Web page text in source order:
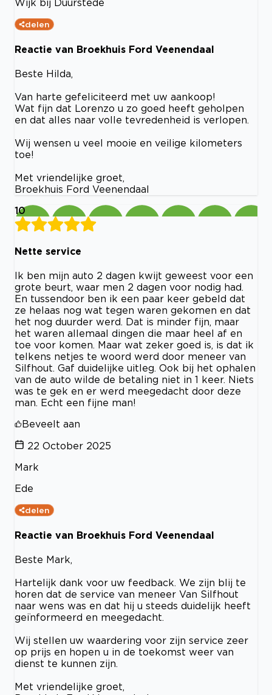
Wijk bij Duurstede
delen
Reactie van Broekhuis Ford Veenendaal
Beste Hilda,
Van harte gefeliciteerd met uw aankoop!
Wat fijn dat Lorenzo u zo goed heeft geholpen
en dat alles naar volle tevredenheid is verlopen.
Wij wensen u veel mooie en veilige kilometers
toe!
Met vriendelijke groet,
Broekhuis Ford Veenendaal
10
Nette service
Ik ben mijn auto 2 dagen kwijt geweest voor een
grote beurt, waar men 2 dagen voor nodig had.
En tussendoor ben ik een paar keer gebeld dat
ze helaas nog wat tegen waren gekomen en dat
het nog duurder werd. Dat is minder fijn, maar
het waren allemaal dingen die maar heel af en
toe voor komen. Maar wat zeker goed is, is dat ik
telkens netjes te woord werd door meneer van
Silfhout. Gaf duidelijke uitleg. Ook bij het ophalen
van de auto wilde de betaling niet in 1 keer. Niets
was te gek en er werd meegedacht door deze
man. Echt een fijne man!
Beveelt aan
22 October 2025
Mark
Ede
delen
Reactie van Broekhuis Ford Veenendaal
Beste Mark,
Hartelijk dank voor uw feedback. We zijn blij te
horen dat de service van meneer Van Silfhout
naar wens was en dat hij u steeds duidelijk heeft
geïnformeerd en meegedacht.
Wij stellen uw waardering voor zijn service zeer
op prijs en hopen u in de toekomst weer van
dienst te kunnen zijn.
Met vriendelijke groet,